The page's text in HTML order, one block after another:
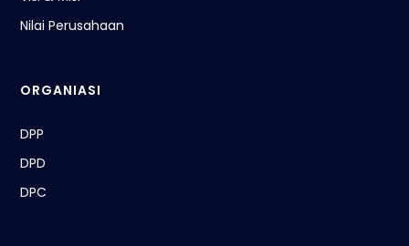
Nilai Perusahaan
ORGANIASI
DPP
DPD
DPC